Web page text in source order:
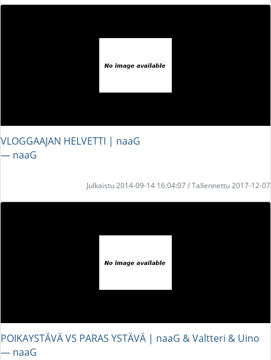
VLOGGAAJAN HELVETTI | naaG
― naaG
Julkaistu 2014-09-14 16:04:07 / Tallennettu 2017-12-07
POIKAYSTÄVÄ VS PARAS YSTÄVÄ | naaG & Valtteri & Uino
― naaG